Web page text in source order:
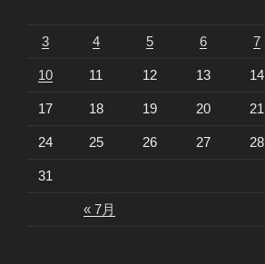
« 7月
3 4 5 6 7
10 11 12 13 14
17 18 19 20 21
24 25 26 27 28
31